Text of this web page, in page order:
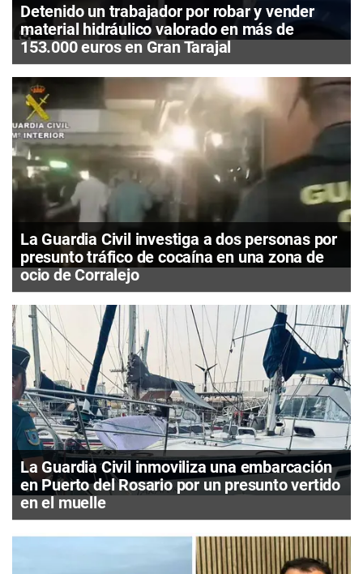
Detenido un trabajador por robar y vender
material hidráulico valorado en más de
153.000 euros en Gran Tarajal
La Guardia Civil investiga a dos personas por
presunto tráfico de cocaína en una zona de
ocio de Corralejo
La Guardia Civil inmoviliza una embarcación
en Puerto del Rosario por un presunto vertido
en el muelle